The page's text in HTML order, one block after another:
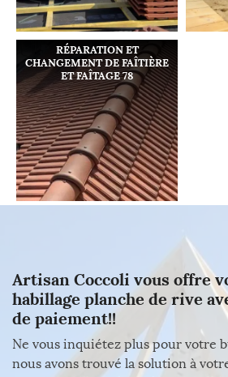
RÉPARATION ET
CHANGEMENT DE FAÎTIÈRE
ET FAÎTAGE 78
Artisan Coccoli vous offre
habillage planche de rive
de paiement!!
Ne vous inquiétez plus pour votre
nous avons trouvé la solution à